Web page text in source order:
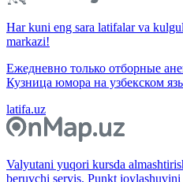
Har kuni eng sara latifalar va
markazi!
Ежедневно только отборные
Кузница юмора на узбекском
latifa.uz
Valyutani yuqori kursda
beruvchi servis. Punkt joylashuvini